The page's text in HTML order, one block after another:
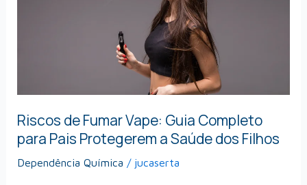
Riscos de Fumar Vape: Guia Completo
para Pais Protegerem a Saúde dos Filhos
Dependência Química / jucaserta
Saúde
dos
Filhos